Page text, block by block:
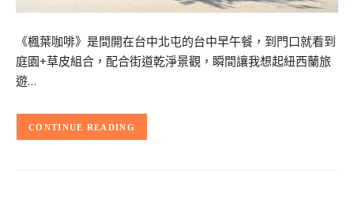
《楓葉咖啡》是間開在台中北屯的台中早午餐，到門口就看到
庭園+草皮組合，配合街道乾淨景觀，瞬間讓我想起紐西蘭旅
遊…
CONTINUE READING